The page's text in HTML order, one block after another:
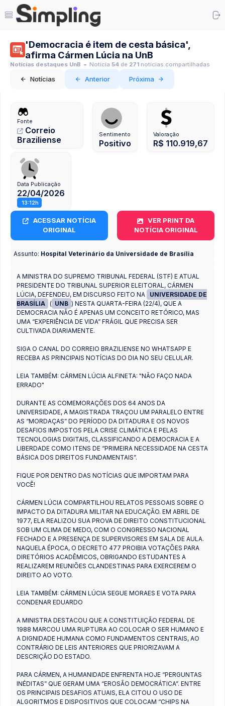
'Democracia é item de cesta básica',
afirma Cármen Lúcia na UnB
Notícias destaques UnB Notícia 54 de 271 notícias compartilhadas
Notícias Anterior Próxima
Fonte
Correio
Braziliense
Sentimento
Positivo
Valoração
R$ 110.919,67
Data Publicação
22/04/2026
13:12h
ACESSAR NOTÍCIA
ORIGINAL
VER PRINT DA
NOTÍCIA ORIGINAL
Assunto: Hospital Veterinário da Universidade de Brasília
A MINISTRA DO SUPREMO TRIBUNAL FEDERAL (STF) E ATUAL
PRESIDENTE DO TRIBUNAL SUPERIOR ELEITORAL, CÁRMEN
LÚCIA, DEFENDEU, EM DISCURSO FEITO NA
UNIVERSIDADE DE
BRASÍLIA ( UNB ) NESTA QUARTA-FEIRA (22/4), QUE A
DEMOCRACIA NÃO É APENAS UM CONCEITO RETÓRICO, MAS
UMA “EXPERIÊNCIA DE VIDA” FRÁGIL QUE PRECISA SER
CULTIVADA DIARIAMENTE.
SIGA O CANAL DO CORREIO BRAZILIENSE NO WHATSAPP E
RECEBA AS PRINCIPAIS NOTÍCIAS DO DIA NO SEU CELULAR.
LEIA TAMBÉM: CÁRMEN LÚCIA ALFINETA: "NÃO FAÇO NADA
ERRADO"
DURANTE AS COMEMORAÇÕES DOS 64 ANOS DA
UNIVERSIDADE, A MAGISTRADA TRAÇOU UM PARALELO ENTRE
AS “MORDAÇAS” DO PERÍODO DA DITADURA E OS NOVOS
DESAFIOS IMPOSTOS PELA CRISE CLIMÁTICA E PELAS
TECNOLOGIAS DIGITAIS, CLASSIFICANDO A DEMOCRACIA E A
LIBERDADE COMO ITENS DE “PRIMEIRA NECESSIDADE NA CESTA
BÁSICA DOS DIREITOS FUNDAMENTAIS”.
FIQUE POR DENTRO DAS NOTÍCIAS QUE IMPORTAM PARA
VOCÊ!
CÁRMEN LÚCIA COMPARTILHOU RELATOS PESSOAIS SOBRE O
IMPACTO DA DITADURA MILITAR NA EDUCAÇÃO. EM ABRIL DE
1977, ELA REALIZOU SUA PROVA DE DIREITO CONSTITUCIONAL
SOB UM CLIMA DE MEDO, COM O CONGRESSO NACIONAL
FECHADO E A PRESENÇA DE SUPERVISORES EM SALA DE AULA.
NAQUELA ÉPOCA, O DECRETO 477 PROIBIA VOTAÇÕES PARA
DIRETÓRIOS ACADÊMICOS, OBRIGANDO ESTUDANTES A
REALIZAREM REUNIÕES CLANDESTINAS PARA EXERCEREM O
DIREITO AO VOTO.
LEIA TAMBÉM: CÁRMEN LÚCIA SEGUE MORAES E VOTA PARA
CONDENAR EDUARDO
A MINISTRA DESTACOU QUE A CONSTITUIÇÃO FEDERAL DE
1988 MARCOU UMA RUPTURA AO COLOCAR O SER HUMANO E
A DIGNIDADE HUMANA COMO FUNDAMENTOS CENTRAIS, AO
CONTRÁRIO DE LEIS ANTERIORES QUE PRIORIZAVAM A
DESCRIÇÃO DO ESTADO.
PARA CÁRMEN, A HUMANIDADE ENFRENTA HOJE “PERGUNTAS
INÉDITAS” QUE GERAM UMA “EROSÃO DEMOCRÁTICA”. ENTRE
OS PRINCIPAIS DESAFIOS ATUAIS, ELA CITOU O USO DE
ALGORITMOS E DISPOSITIVOS QUE COLOCAM “CHIPS NA